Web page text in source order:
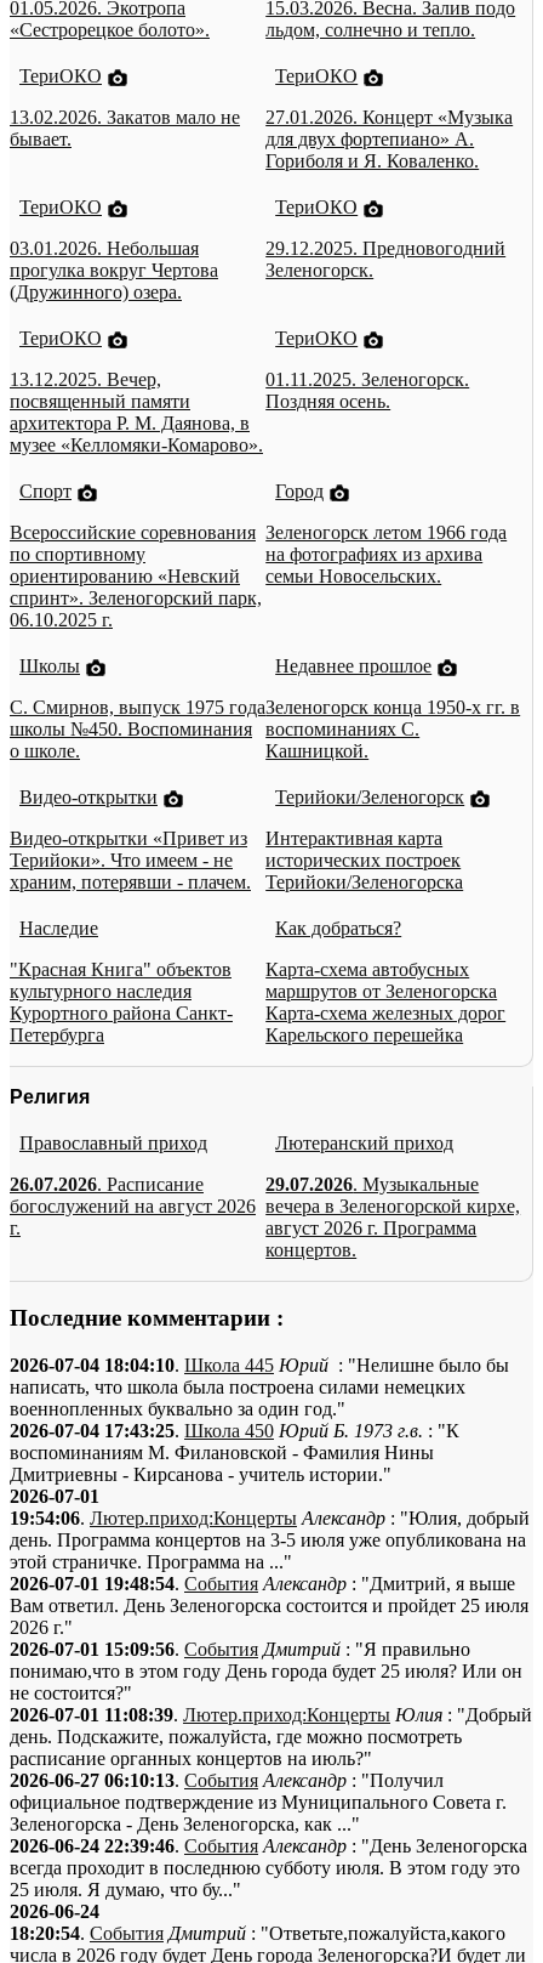
01.05.2026. Экотропа
«Сестрорецкое болото».
15.03.2026. Весна. Залив подо
льдом, солнечно и тепло.
ТериОКО
13.02.2026. Закатов мало не
бывает.
ТериОКО
27.01.2026. Концерт «Музыка
для двух фортепиано» А.
Гориболя и Я. Коваленко.
ТериОКО
03.01.2026. Небольшая
прогулка вокруг Чертова
(Дружинного) озера.
ТериОКО
29.12.2025. Предновогодний
Зеленогорск.
ТериОКО
13.12.2025. Вечер,
посвященный памяти
архитектора Р. М. Даянова, в
музее «Келломяки-Комарово».
ТериОКО
01.11.2025. Зеленогорск.
Поздняя осень.
Спорт
Всероссийские соревнования
по спортивному
ориентированию «Невский
спринт». Зеленогорский парк,
06.10.2025 г.
Город
Зеленогорск летом 1966 года
на фотографиях из архива
семьи Новосельских.
Школы
С. Смирнов, выпуск 1975 года
школы №450. Воспоминания
о школе.
Недавнее прошлое
Зеленогорск конца 1950-х гг. в
воспоминаниях С.
Кашницкой.
Видео-открытки
Видео-открытки «Привет из
Терийоки». Что имеем - не
храним, потерявши - плачем.
Терийоки/Зеленогорск
Интерактивная карта
исторических построек
Терийоки/Зеленогорска
Наследие
"Красная Книга" объектов
культурного наследия
Курортного района Санкт-
Петербурга
Как добраться?
Карта-схема автобусных
маршрутов от Зеленогорска
Карта-схема железных дорог
Карельского перешейка
Религия
Православный приход
26.07.2026. Расписание
богослужений на август 2026
г.
Лютеранский приход
29.07.2026. Музыкальные
вечера в Зеленогорской кирхе,
август 2026 г. Программа
концертов.
Последние комментарии :
2026-07-04 18:04:10. Школа 445 Юрий : "Нелишне было бы
написать, что школа была построена силами немецких
военнопленных буквально за один год."
2026-07-04 17:43:25. Школа 450 Юрий Б. 1973 г.в. : "К
воспоминаниям М. Филановской - Фамилия Нины
Дмитриевны - Кирсанова - учитель истории."
2026-07-01
19:54:06. Лютер.приход:Концерты Александр : "Юлия, добрый
день. Программа концертов на 3-5 июля уже опубликована на
этой страничке. Программа на ..."
2026-07-01 19:48:54. События Александр : "Дмитрий, я выше
Вам ответил. День Зеленогорска состоится и пройдет 25 июля
2026 г."
2026-07-01 15:09:56. События Дмитрий : "Я правильно
понимаю,что в этом году День города будет 25 июля? Или он
не состоится?"
2026-07-01 11:08:39. Лютер.приход:Концерты Юлия : "Добрый
день. Подскажите, пожалуйста, где можно посмотреть
расписание органных концертов на июль?"
2026-06-27 06:10:13. События Александр : "Получил
официальное подтверждение из Муниципального Совета г.
Зеленогорска - День Зеленогорска, как ..."
2026-06-24 22:39:46. События Александр : "День Зеленогорска
всегда проходит в последнюю субботу июля. В этом году это
25 июля. Я думаю, что бу..."
2026-06-24
18:20:54. События Дмитрий : "Ответьте,пожалуйста,какого
числа в 2026 году будет День города Зеленогорска?И будет ли